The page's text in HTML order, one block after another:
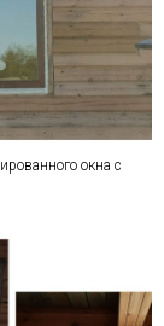
окна с